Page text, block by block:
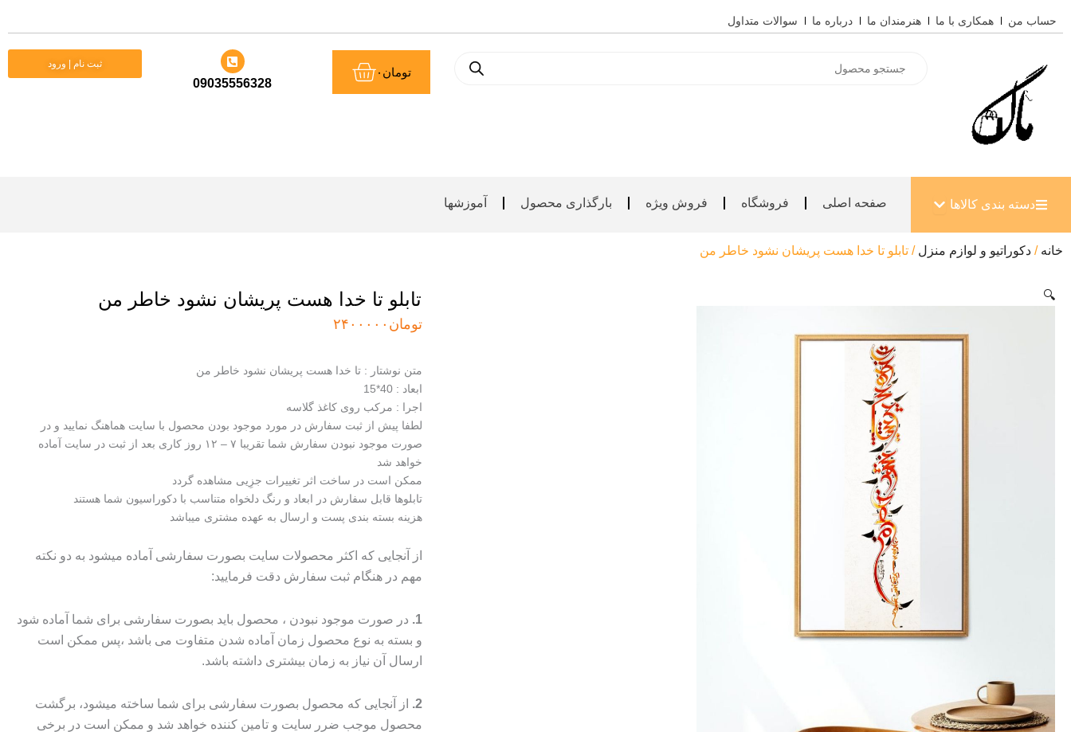
به
حساب من همکاری با ما هنرمندان ما درباره ما سوالات متداول
search
تومان ۰سبد
خرید
09035556328
ثبت نام | ورود
دسته بندی کالاها باز کردن دسته بندی کالاها
صفحه اصلی فروشگاه فروش ویژه بارگذاری محصول آموزشها
خانه / دکوراتیو و لوازم منزل / تابلو تا خدا هست پریشان نشود خاطر من
🔍 تابلو تا خدا هست پریشان نشود خاطر من
تومان ۲۴۰۰۰۰۰
متن نوشتار : تا خدا هست پریشان نشود خاطر من
ابعاد : 40*15
اجرا : مرکب روی کاغذ گلاسه
لطفا پیش از ثبت سفارش در مورد موجود بودن محصول با سایت هماهنگ نمایید و در
صورت موجود نبودن سفارش شما تقریبا ۷ – ۱۲ روز کاری بعد از ثبت در سایت آماده
خواهد شد
ممکن است در ساخت اثر تغییرات جزِیی مشاهده گردد
تابلوها قابل سفارش در ابعاد و رنگ دلخواه متناسب با دکوراسیون شما هستند
هزینه بسته بندی پست و ارسال به عهده مشتری میباشد
از آنجایی که اکثر محصولات سایت بصورت سفارشی آماده میشود به دو نکته
مهم در هنگام ثبت سفارش دقت فرمایید:
1. در صورت موجود نبودن ، محصول باید بصورت سفارشی برای شما آماده شود
و بسته به نوع محصول زمان آماده شدن متفاوت می باشد ،پس ممکن است
ارسال آن نیاز به زمان بیشتری داشته باشد.
2.
از آنجایی که محصول بصورت سفارشی برای شما ساخته میشود، برگشت
محصول موجب ضرر سایت و تامین کننده خواهد شد و ممکن است در برخی